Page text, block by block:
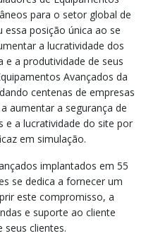
para o setor global de
essa posição única ao se
a lucratividade dos
e a produtividade de seus
Avançados da
centenas de empresas
aumentar a segurança de
e a lucratividade do site por
em simulação.
implantados em 55
se dedica a fornecer um
este compromisso, a
e suporte ao cliente
seus clientes.